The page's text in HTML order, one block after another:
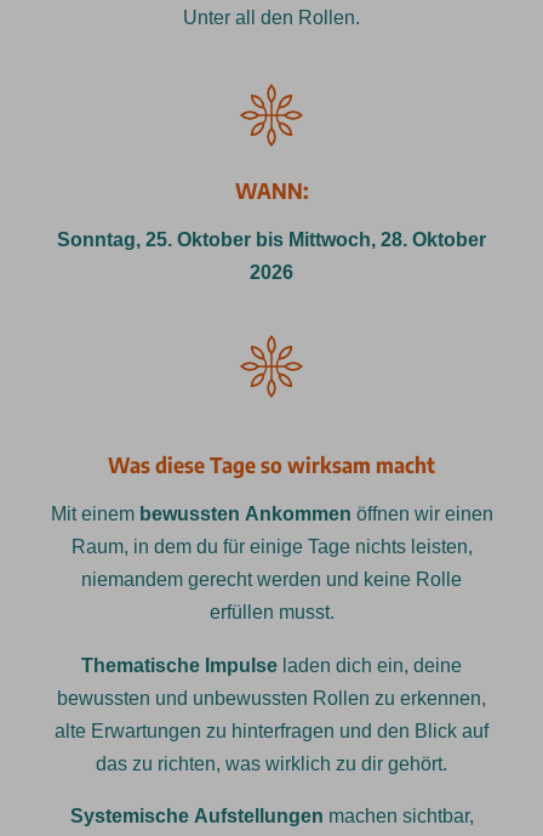
Unter all den Rollen.
WANN:
Sonntag, 25. Oktober bis Mittwoch, 28. Oktober
2026
Was diese Tage so wirksam macht
Mit einem bewussten Ankommen öffnen wir einen
Raum, in dem du für einige Tage nichts leisten,
niemandem gerecht werden und keine Rolle
erfüllen musst.
Thematische Impulse laden dich ein, deine
bewussten und unbewussten Rollen zu erkennen,
alte Erwartungen zu hinterfragen und den Blick auf
das zu richten, was wirklich zu dir gehört.
Systemische Aufstellungen machen sichtbar,